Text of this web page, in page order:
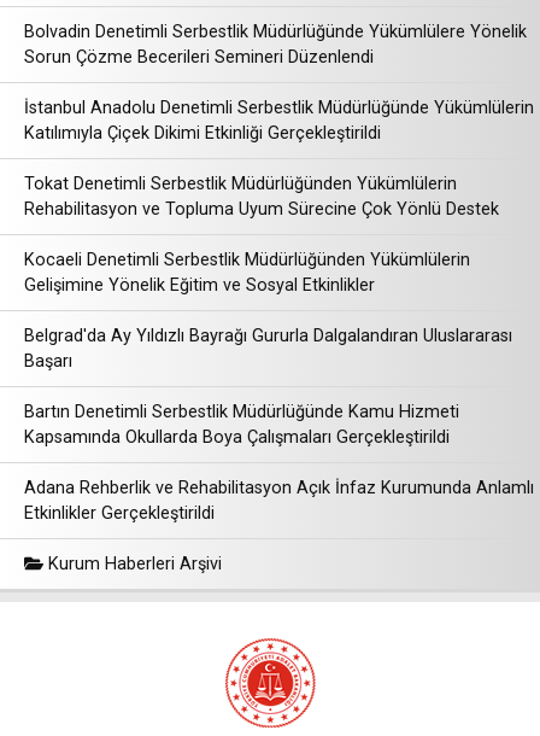
Bolvadin Denetimli Serbestlik Müdürlüğünde Yükümlülere Yönelik
Sorun Çözme Becerileri Semineri Düzenlendi
İstanbul Anadolu Denetimli Serbestlik Müdürlüğünde Yükümlülerin
Katılımıyla Çiçek Dikimi Etkinliği Gerçekleştirildi
Tokat Denetimli Serbestlik Müdürlüğünden Yükümlülerin
Rehabilitasyon ve Topluma Uyum Sürecine Çok Yönlü Destek
Kocaeli Denetimli Serbestlik Müdürlüğünden Yükümlülerin
Gelişimine Yönelik Eğitim ve Sosyal Etkinlikler
Belgrad'da Ay Yıldızlı Bayrağı Gururla Dalgalandıran Uluslararası
Başarı
Bartın Denetimli Serbestlik Müdürlüğünde Kamu Hizmeti
Kapsamında Okullarda Boya Çalışmaları Gerçekleştirildi
Adana Rehberlik ve Rehabilitasyon Açık İnfaz Kurumunda Anlamlı
Etkinlikler Gerçekleştirildi
Kurum Haberleri Arşivi